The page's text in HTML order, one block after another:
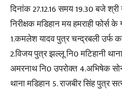
दिनांक 27.12.16 समय 19.30 बजे श्री
निरीक्षक मडिहान मय हमराही
1.कमलेश यादव पुत्र चन्द्रबली उर्फ
2.विजय पुत्र झल्लू नि0 मटिहानी
अमरनाथ नि0 उपरोक्त 4.अभिषेक
थाना मडिहान 5. राजबीर सिंह पुत्र